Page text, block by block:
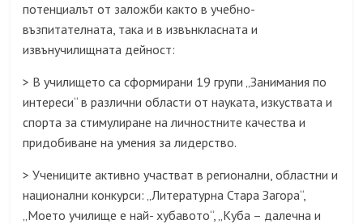
потенциалът от заложби както в учебно-
възпитателната, така и в извънкласната и
извънучилищната дейност:
> В училището са сформирани 19 групи „Занимания по
интереси“ в различни области от науката, изкуствата и
спорта за стимулиране на личностните качества и
придобиване на умения за лидерство.
> Учениците активно участват в регионални, областни и
национални конкурси: „Литературна Стара Загора“,
„Моето училище е най- хубавото“, „Куба – далечна и